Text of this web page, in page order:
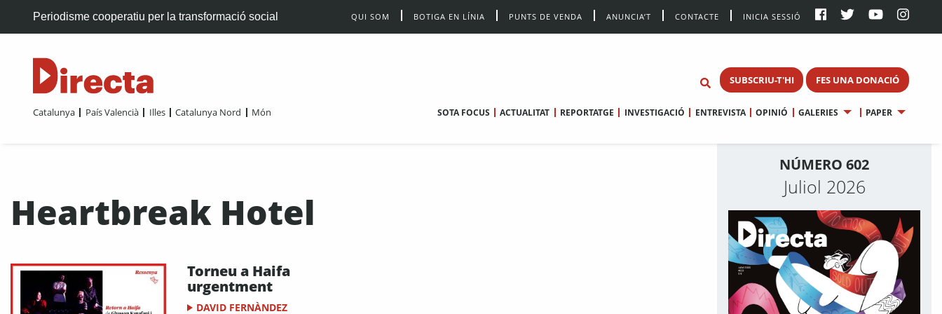
Periodisme cooperatiu per la transformació social QUI SOM BOTIGA EN LÍNIA PUNTS DE VENDA ANUNCIA’T CONTACTE INICIA SESSIÓ
SUBSCRIU-T'HI FES UNA DONACIÓ
Catalunya País Valencià Illes Catalunya Nord Món SOTA FOCUS ACTUALITAT REPORTATGE INVESTIGACIÓ ENTREVISTA OPINIÓ GALERIES PAPER
Heartbreak Hotel
Torneu a Haifa
urgentment
DAVID FERNÀNDEZ
NÚMERO 602
Juliol 2026